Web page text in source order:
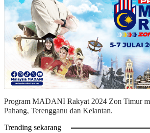
Program MADANI Rakyat 2024 Zon Timur
Pahang, Terengganu dan Kelantan.
Trending sekarang